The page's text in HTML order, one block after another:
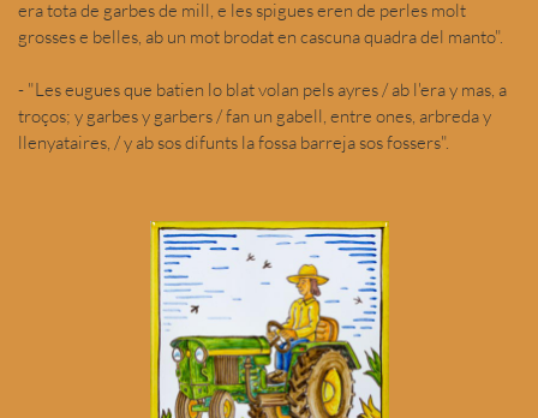
era tota de garbes de mill, e les spigues eren de perles molt
grosses e belles, ab un mot brodat en cascuna quadra del manto".
- "Les eugues que batien lo blat volan pels ayres / ab l'era y mas, a
troços; y garbes y garbers / fan un gabell, entre ones, arbreda y
llenyataires, / y ab sos difunts la fossa barreja sos fossers".